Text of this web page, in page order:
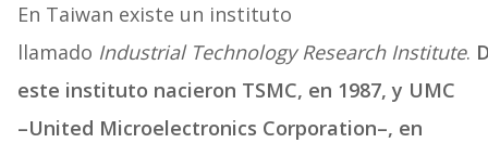
En Taiwan existe un instituto
llamado Industrial Technology Research Institute.
este instituto nacieron TSMC, en 1987, y UMC
–United Microelectronics Corporation–, en